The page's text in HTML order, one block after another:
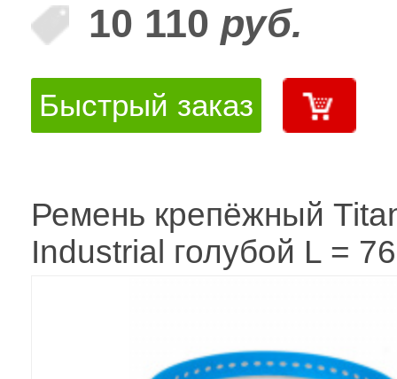
10 110 руб.
Быстрый заказ
Ремень крепёжный
Industrial голубой L =